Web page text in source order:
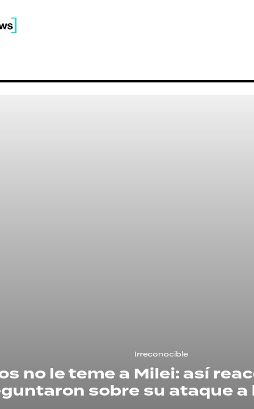
Irreconocible
no le teme a Milei: así
sobre su ataque a